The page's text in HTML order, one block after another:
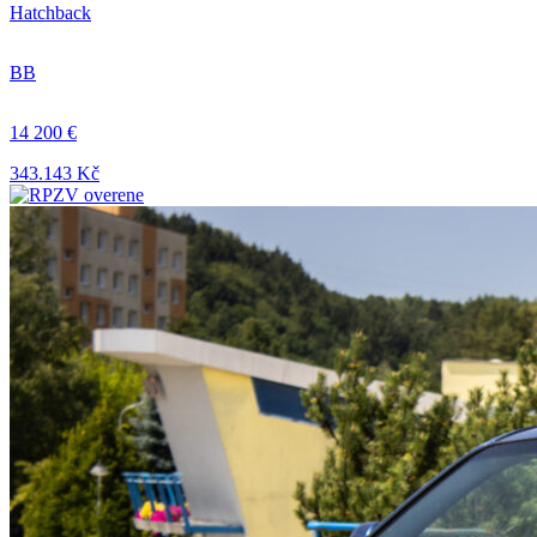
Hatchback
BB
14 200 €
343.143 Kč